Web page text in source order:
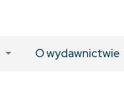
O wydawnictwie